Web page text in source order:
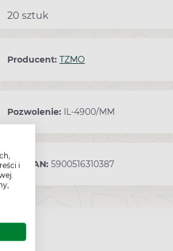
i
20 sztuk
Producent: TZMO
Pozwolenie: IL-4900/MM
Kod EAN: 5900516310387